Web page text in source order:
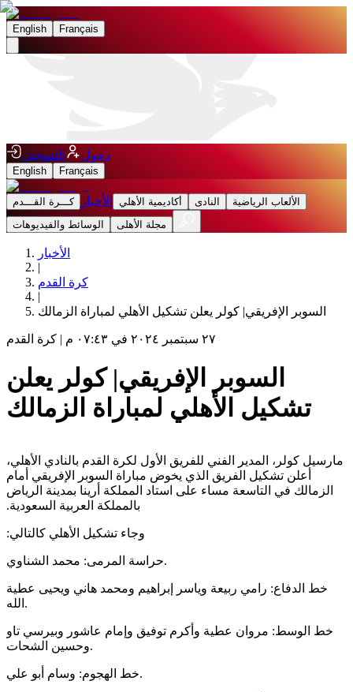
English Français
دخول التسجيل
English Français
كـــرة القـــدم الأخبار أكاديمية الأهلي النادى
الألعاب الرياضية
الوسائط والفيديوهات
مجلة الأهلى
الأخبار
|
كرة القدم
|
السوبر الإفريقي| كولر يعلن تشكيل الأهلي ‏لمباراة الزمالك
٢٧ سبتمبر ٢٠٢٤ في ٠٧:٤٣ م | كرة القدم
السوبر الإفريقي| كولر يعلن
تشكيل الأهلي ‏لمباراة الزمالك
مارسيل كولر، المدير الفني للفريق الأول لكرة القدم بالنادي الأهلي،
أعلن تشكيل الفريق ‏الذي يخوض مباراة السوبر الإفريقي أمام
الزمالك في التاسعة مساء ‏على استاد المملكة أرينا بمدينة الرياض
بالمملكة العربية السعودية.‏
وجاء تشكيل الأهلي كالتالي:‏
حراسة المرمى: محمد الشناوي.
خط الدفاع: رامي ربيعة وياسر إبراهيم ومحمد هاني ويحيى عطية
الله.
خط الوسط: مروان عطية وأكرم توفيق وإمام عاشور وبيرسي تاو
وحسين ‏الشحات.
خط الهجوم: وسام أبو علي.